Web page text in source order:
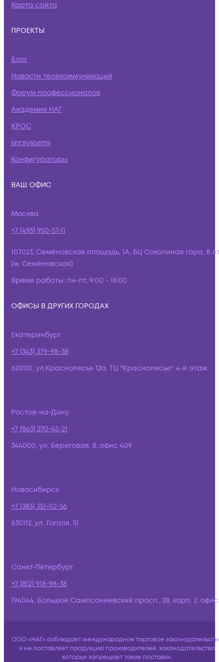
Карта сайта
ПРОЕКТЫ
Блог
Новости телекоммуникаций
Форум профессионалов
Академия НАГ
КРОС
snr.systems
Конфигураторы
ВАШ ОФИС
Москва
+7 (495) 950-57-11
107023, Семёновская площадь, 1А, БЦ Соколиная гора, 8
(м. Семёновская)
Время работы: пн-пт, 9:00 - 18:00
ОФИСЫ В ДРУГИХ ГОРОДАХ
Екатеринбург
+7 (343) 379-98-38
620110, ул.Краснолесья 12а, ТЦ "Краснолесье", 4-й этаж
Ростов-на-Дону
+7 (863) 270-45-21
344000, ул. Береговая, 8, офис 409
Новосибирск
+7 (383) 251-02-56
630112, ул. Гоголя, 51
Санкт-Петербург
+7 (812) 918-98-38
194044, Большой Сампсониевский просп., 28, корп. 2,
ООО «НАГ» соблюдает международное торговое
и не поставляет продукцию производителей, законодательство
которых запрещает такие поставки.